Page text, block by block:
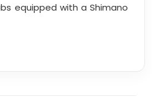
equipped with a Shimano